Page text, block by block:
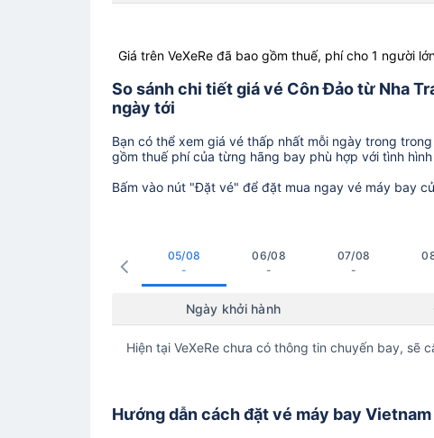
Giá trên VeXeRe đã bao gồm thuế, phí cho 1 người
So sánh chi tiết giá vé Côn Đảo từ Nha
ngày tới
Bạn có thể xem giá vé thấp nhất mỗi ngày trong
gồm thuế phí của từng hãng bay phù hợp với tình
Bấm vào nút "Đặt vé" để đặt mua ngay vé máy bay
05/08
-
06/08
-
07/08
-
Ngày khởi hành
Hiện tại VeXeRe chưa có thông tin chuyến bay, sẽ
Hướng dẫn cách đặt vé máy bay